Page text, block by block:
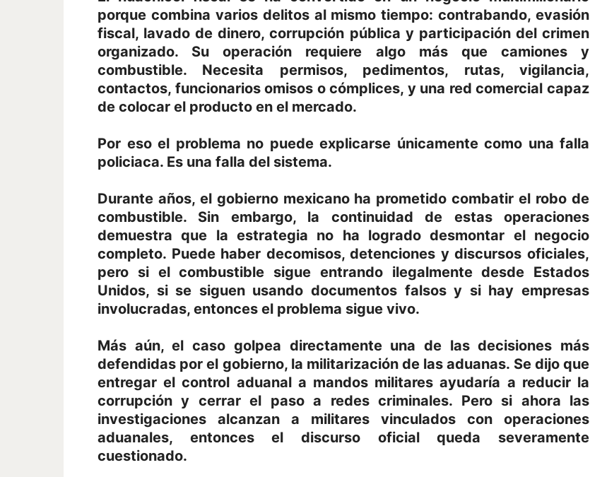
porque combina varios delitos al mismo tiempo: contrabando, evasión
fiscal, lavado de dinero, corrupción pública y participación del crimen
organizado. Su operación requiere algo más que camiones y
combustible. Necesita permisos, pedimentos, rutas, vigilancia,
contactos, funcionarios omisos o cómplices, y una red comercial capaz
de colocar el producto en el mercado.
Por eso el problema no puede explicarse únicamente como una falla
policiaca. Es una falla del sistema.
Durante años, el gobierno mexicano ha prometido combatir el robo de
combustible. Sin embargo, la continuidad de estas operaciones
demuestra que la estrategia no ha logrado desmontar el negocio
completo. Puede haber decomisos, detenciones y discursos oficiales,
pero si el combustible sigue entrando ilegalmente desde Estados
Unidos, si se siguen usando documentos falsos y si hay empresas
involucradas, entonces el problema sigue vivo.
Más aún, el caso golpea directamente una de las decisiones más
defendidas por el gobierno, la militarización de las aduanas. Se dijo que
entregar el control aduanal a mandos militares ayudaría a reducir la
corrupción y cerrar el paso a redes criminales. Pero si ahora las
investigaciones alcanzan a militares vinculados con operaciones
aduanales, entonces el discurso oficial queda severamente
cuestionado.